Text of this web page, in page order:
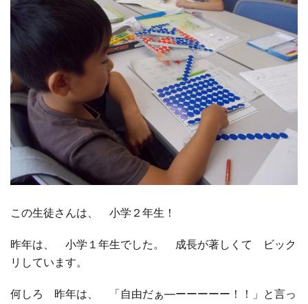
この生徒さんは、 小学２年生！
昨年は、 小学１年生でした。 成長が著しくて ビック
リしています。
何しろ 昨年は、 「自由だぁ―ーーーーー！！」と言っ